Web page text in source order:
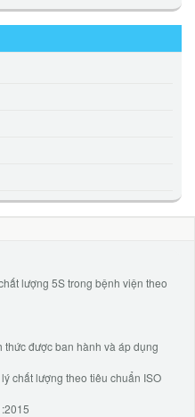
lượng 5S trong bệnh viện theo
được ban hành và áp dụng
chất lượng theo tiêu chuẩn ISO